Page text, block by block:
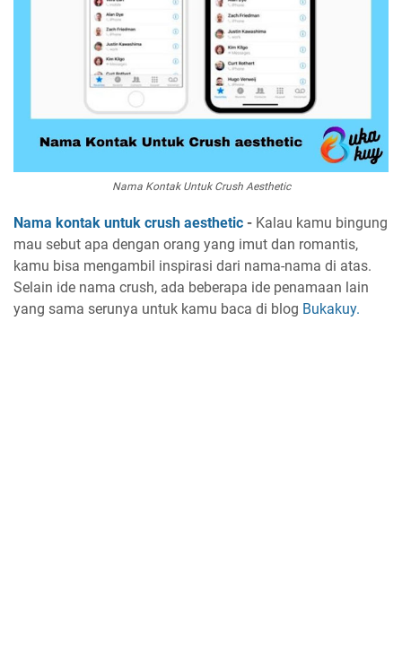
Nama Kontak Untuk Crush Aesthetic
Nama kontak untuk crush aesthetic - Kalau kamu bingung
mau sebut apa dengan orang yang imut dan romantis,
kamu bisa mengambil inspirasi dari nama-nama di atas.
Selain ide nama crush, ada beberapa ide penamaan lain
yang sama serunya untuk kamu baca di blog Bukakuy.